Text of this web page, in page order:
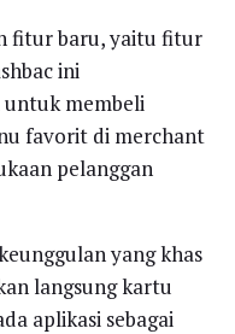
fitur baru, yaitu fitur
ini
untuk membeli
favorit di merchant
pelanggan
yang khas
langsung kartu
aplikasi sebagai